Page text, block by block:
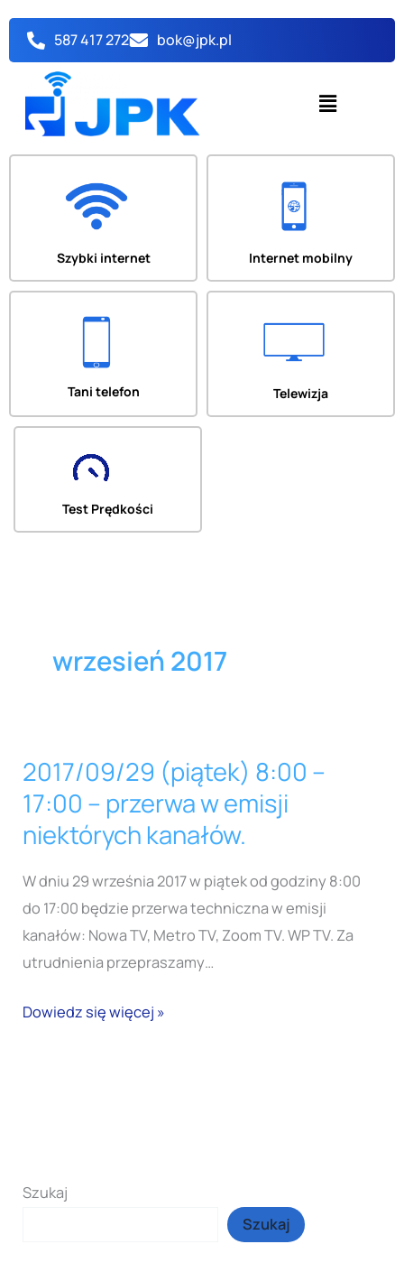
treści
587 417 272 bok@jpk.pl
Menu
Szybki internet Internet mobilny
Tani telefon Telewizja
Test Prędkości
wrzesień 2017
2017/09/29 (piątek) 8:00 –
17:00 – przerwa w emisji
niektórych kanałów.
W dniu 29 września 2017 w piątek od godziny 8:00
do 17:00 będzie przerwa techniczna w emisji
kanałów: Nowa TV, Metro TV, Zoom TV. WP TV. Za
utrudnienia przepraszamy…
2017/09/29
(piątek)
8:00
–
17:00
–
przerwa
w
niektórych
Dowiedz się więcej »
Szukaj
Szukaj